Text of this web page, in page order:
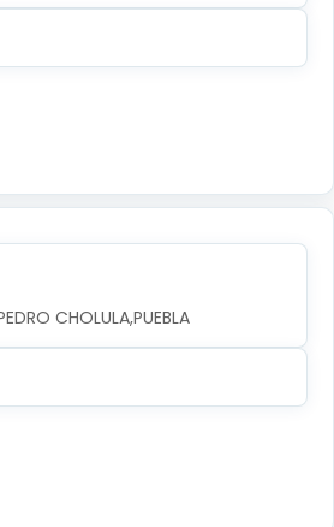
CHOLULA,PUEBLA